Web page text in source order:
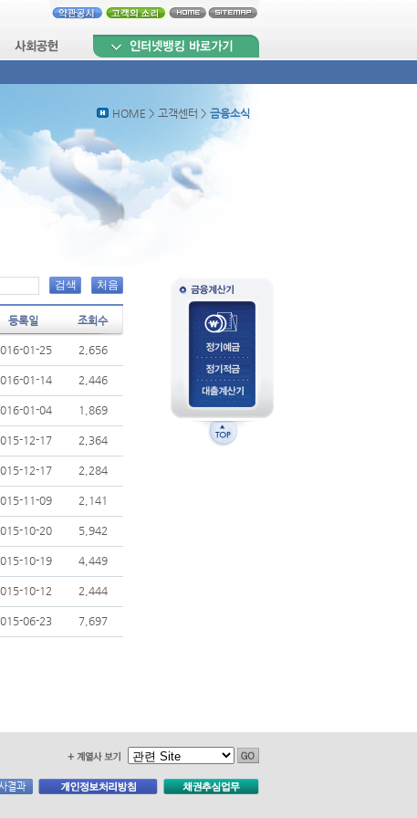
HOME > 고객센터 > 금융소식
검색 처음
등록일 조회수
01-25 2,656
01-14 2,446
01-04 1,869
12-17 2,364
12-17 2,284
11-09 2,141
10-20 5,942
10-19 4,449
10-12 2,444
06-23 7,697
결과